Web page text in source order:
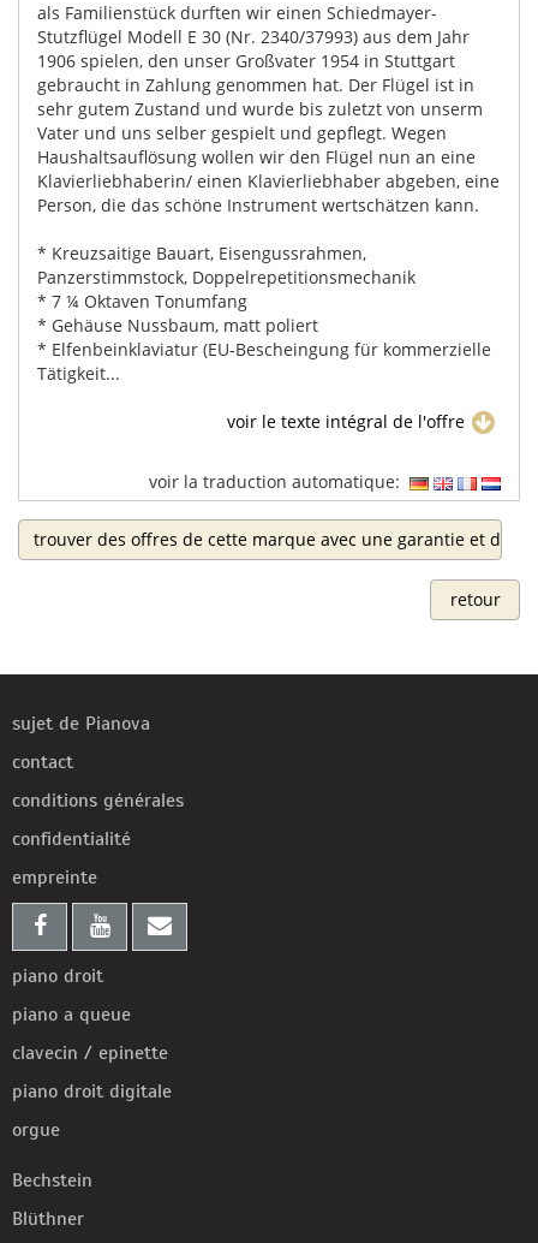
als Familienstück durften wir einen Schiedmayer-
Stutzflügel Modell E 30 (Nr. 2340/37993) aus dem Jahr
1906 spielen, den unser Großvater 1954 in Stuttgart
gebraucht in Zahlung genommen hat. Der Flügel ist in
sehr gutem Zustand und wurde bis zuletzt von unserm
Vater und uns selber gespielt und gepflegt. Wegen
Haushaltsauflösung wollen wir den Flügel nun an eine
Klavierliebhaberin/ einen Klavierliebhaber abgeben, eine
Person, die das schöne Instrument wertschätzen kann.
* Kreuzsaitige Bauart, Eisengussrahmen,
Panzerstimmstock, Doppelrepetitionsmechanik
* 7 ¼ Oktaven Tonumfang
* Gehäuse Nussbaum, matt poliert
* Elfenbeinklaviatur (EU-Bescheingung für kommerzielle
Tätigkeit...
voir le texte intégral de l'offre
voir la traduction automatique:
trouver des offres de cette marque avec une garantie et de
retour
sujet de Pianova
contact
conditions générales
confidentialité
empreinte
piano droit
piano a queue
clavecin / epinette
piano droit digitale
orgue
Bechstein
Blüthner